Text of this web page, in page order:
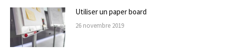
Utiliser un paper board
26 novembre 2019